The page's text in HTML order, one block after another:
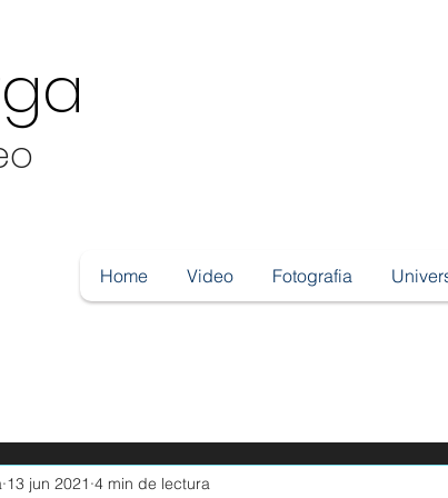
Home Video Fotografia
13 jun 2021 4 min de lectura